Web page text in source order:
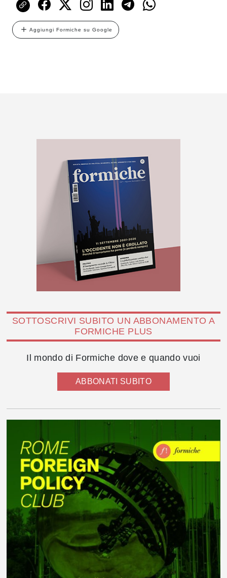
Aggiungi Formiche su Google
SOTTOSCRIVI SUBITO UN ABBONAMENTO A
FORMICHE PLUS
Il mondo di Formiche dove e quando vuoi
ABBONATI SUBITO